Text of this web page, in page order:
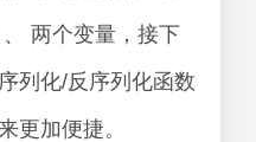
两个变量，接下
列化/反序列化函数
更加便捷。